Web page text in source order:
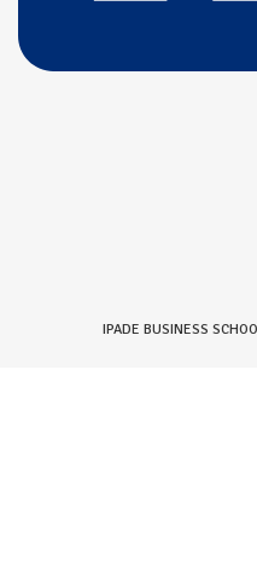
IPADE BUSINESS